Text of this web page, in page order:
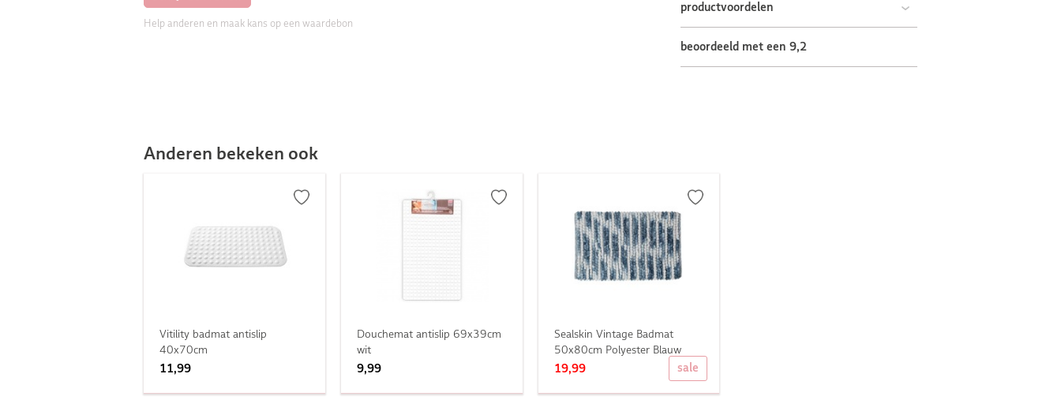
Help anderen en maak kans op een waardebon
productvoordelen
beoordeeld met een 9,2
Anderen bekeken ook
Vitility badmat antislip
40x70cm
11,99
Douchemat antislip 69x39cm
wit
9,99 sale
Sealskin Vintage Badmat
50x80cm Polyester Blauw
19,99